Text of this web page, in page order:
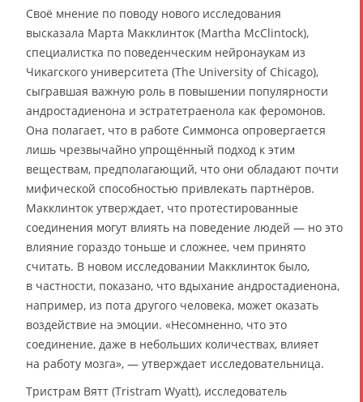
Своё мнение по поводу нового исследования
высказала Марта Макклинток (Martha McClintock),
специалистка по поведенческим нейронаукам из
Чикагского университета (The University of Chicago),
сыгравшая важную роль в повышении популярности
андростадиенона и эстратетраенола как феромонов.
Она полагает, что в работе Симмонса опровергается
лишь чрезвычайно упрощённый подход к этим
веществам, предполагающий, что они обладают почти
мифической способностью привлекать партнёров.
Макклинток утверждает, что протестированные
соединения могут влиять на поведение людей — но это
влияние гораздо тоньше и сложнее, чем принято
считать. В новом исследовании Макклинток было,
в частности, показано, что вдыхание андростадиенона,
например, из пота другого человека, может оказать
воздействие на эмоции. «Несомненно, что это
соединение, даже в небольших количествах, влияет
на работу мозга», — утверждает исследовательница.
Тристрам Вятт (Tristram Wyatt), исследователь